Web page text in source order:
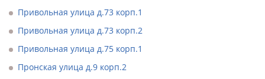
Привольная улица д.73 корп.1
Привольная улица д.73 корп.2
Привольная улица д.75 корп.1
Пронская улица д.9 корп.2